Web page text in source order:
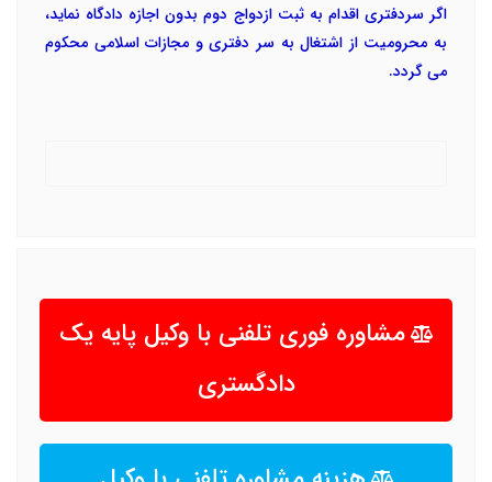
اگر سردفتری اقدام به ثبت ازدواج دوم بدون اجازه دادگاه نماید،
به محرومیت از اشتغال به سر دفتری و مجازات اسلامی محکوم
می گردد.
مشاوره فوری تلفنی با وکیل پایه یک
دادگستری